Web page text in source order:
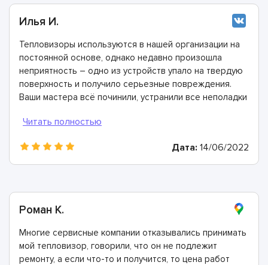
Илья И.
Тепловизоры используются в нашей организации на
постоянной основе, однако недавно произошла
неприятность – одно из устройств упало на твердую
поверхность и получило серьезные повреждения.
Ваши мастера всё починили, устранили все неполадки
Дата: 14/06/2022
Роман К.
Многие сервисные компании отказывались принимать
мой тепловизор, говорили, что он не подлежит
ремонту, а если что-то и получится, то цена работ